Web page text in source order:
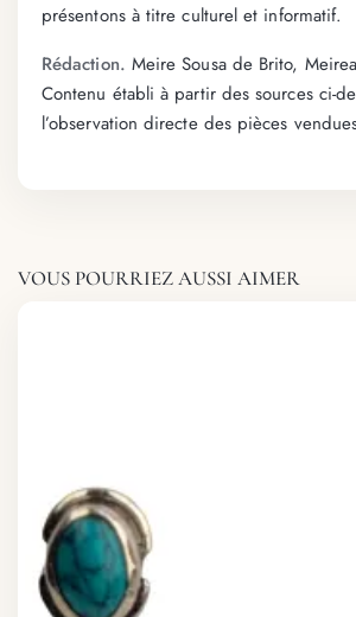
présentons à titre culturel et informatif.
Rédaction. Meire Sousa de Brito,
Contenu établi à partir des sources ci-
l’observation directe des pièces
VOUS POURRIEZ AUSSI AIMER